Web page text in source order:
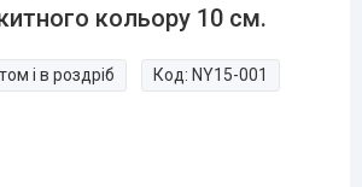
кольору 10 см.
і в роздріб Код: NY15-001